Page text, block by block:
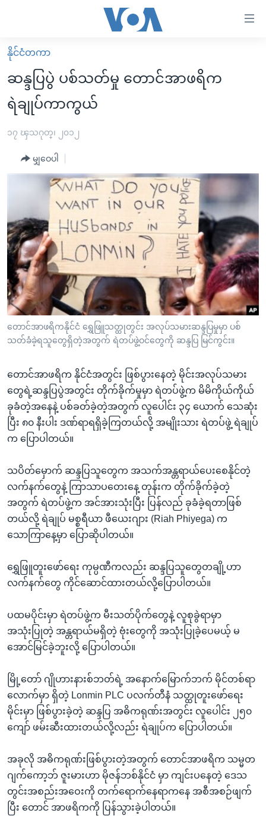
လွယ်ကူ
စေ
သည့်
Link
များ
အကြောင်းအရာ
ကြည့်
ရန်
ပင်မ
ညွန်း
စာမျက်နှာ
သို့
ကျော်
နေရာ
သို့
မူလစာမျက်နှာ
မြန်မာ
ကမ္ဘာ့သတင်းများ
အစ္စရေး-ပါလက်စတိုင်း
ရပ်ဝန်းတခု လမ်းတခု အလွန်
အင်္ဂလိပ်စာလေ့လာမယ်
အမေရိကန်သုံးအီဒီယံ
မကြေးမုံရဲ့ အင်္ဂလိပ်စာ
ရုပ်ရှင်ထဲက အင်္ဂလိပ်စာ
သုတပဒေသာ အင်္ဂလိပ်စာ
အပတ်စဉ်ကဏ္ဍများ
ရေဒီယို
တီဗွီ
ရေဒီယိုနှင့်ရုပ်သံ အချက်အလက်များ
ရေဒီယို/တီဗွီအစီအစဉ်
Learning English
ဗွီအိုအေ လူမှုကွန်ယက်များ
ဘာသာစကားများ
နိုင်ငံတကာ
ဆန္ဒပြပွဲ ပစ်သတ်မှု တောင်အာဖရိက
ရဲချုပ်ကာကွယ်
၁၇ ၾသဂုတ္၊ ၂၀၁၂
မျှဝေပါ
တောင်အာဖရိကနိုင်ငံ ရွှေဖြူသတ္ထုတွင်း အလုပ်သမားဆန္ဒပြမှုမှာ ပစ်
သတ်ခံခဲ့ရသူတွေရှိတဲ့အတွက် ရဲတပ်ဖွဲ့ဝင်တွေကို ဆန္ဒပြ မြင်ကွင်း။
တောင်အာဖရိက နိုင်ငံအတွင်း ဖြစ်ပွားနေတဲ့ မိုင်းအလုပ်သမား
တွေရဲ့ဆန္ဒပြပွဲအတွင်း တိုက်ခိုက်မှုမှာ ရဲတပ်ဖွဲ့က မိမိကိုယ်ကိုယ်
ခုခံတဲ့အနေနဲ့ ပစ်ခတ်ခဲ့တဲ့အတွက် လူပေါင်း ၃၄ ယောက် သေဆုံး
ပြီး ၈၀ နီးပါး ဒဏ်ရာရရှိခဲ့ကြတယ်လို့ အမျိုးသား ရဲတပ်ဖွဲ့ ရဲချုပ်
က ပြောပါတယ်။
သပိတ်မှောက် ဆန္ဒပြသူတွေက အသက်အန္တရာယ်ပေးစေနိုင်တဲ့
လက်နက်တွေနဲ့ ကြာသာပတေးနေ့ တုန်းက တိုက်ခိုက်ခဲ့တဲ့
အတွက် ရဲတပ်ဖွဲ့က အင်အားသုံးပြီး ပြန်လည် ခုခံခဲ့ရတာဖြစ်
တယ်လို့ ရဲချုပ် မစ္စရီယာ ဖီယေးဂျား (Riah Phiyega) က
သောကြာနေ့မှာ ပြောဆိုပါတယ်။
ရွှေဖြူတူးဖော်ရေး ကုမ္ပဏီကလည်း ဆန္ဒပြသူတွေတချို့ဟာ
လက်နက်တွေ ကိုင်ဆောင်ထားတယ်လို့ပြောပါတယ်။
ပထမပိုင်းမှာ ရဲတပ်ဖွဲ့က မီးသတ်ပိုက်တွေနဲ့ လူစုခွဲရာမှာ
အသုံးပြုတဲ့ အန္တရာယ်မရှိတဲ့ ဗုံးတွေကို အသုံးပြုခဲ့ပေမယ့် မ
အောင်မြင်ခဲ့ဘူးလို့ ပြောပါတယ်။
မြို့တော် ဂျိုဟားနားစ်ဘတ်ရဲ့ အနောက်မြောက်ဘက် မိုင်တစ်ရာ
လောက်မှာ ရှိတဲ့ Lonmin PLC ပလက်တီနံ သတ္ထုတူးဖော်ရေး
မိုင်းမှာ ဖြစ်ပွားခဲ့တဲ့ ဆန္ဒပြ အဓိကရုဏ်းအတွင်း လူပေါင်း ၂၅၀
ကျော် ဖမ်းဆီးထားတယ်လို့လည်း ရဲချုပ်က ပြောပါတယ်။
အခုလို အဓိကရုဏ်းဖြစ်ပွားတဲ့အတွက် တောင်အာဖရိက သမ္မတ
ဂျက်ကော့ဘ် ဇူးမားဟာ မိုဇန်ဘစ်နိုင်ငံ မှာ ကျင်းပနေတဲ့ ဒေသ
တွင်းအစည်းအဝေးကို တက်ရောက်နေရာကနေ အစီအစဉ်ဖျက်
ပြီး တောင် အာဖရိကကို ပြန်သွားခဲ့ပါတယ်။